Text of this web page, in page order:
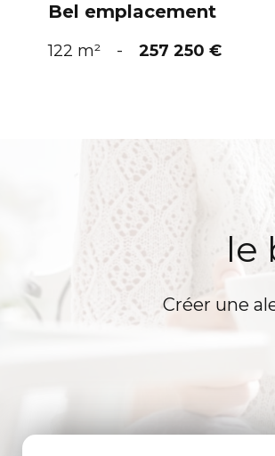
Bel emplacement
122 m² - 257 250 €
le
Créer une